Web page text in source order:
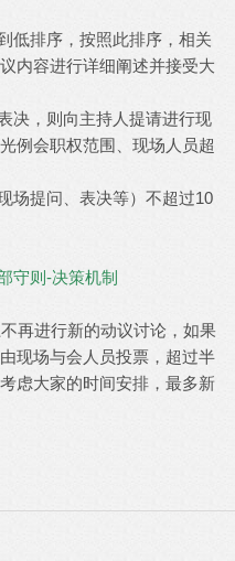
低排序，按照此排序，相关
内容进行详细阐述并接受大
决，则向主持人提请进行现
例会职权范围、现场人员超
场提问、表决等）不超过10
守则-决策机制
再进行新的动议讨论，如果
现场与会人员投票，超过半
虑大家的时间安排，最多新